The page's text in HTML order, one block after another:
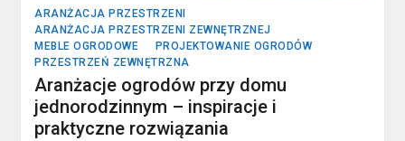
ARANŻACJA PRZESTRZENI
ARANŻACJA PRZESTRZENI ZEWNĘTRZNEJ
MEBLE OGRODOWE
PROJEKTOWANIE OGRODÓW
PRZESTRZEŃ ZEWNĘTRZNA
Aranżacje ogrodów przy domu
jednorodzinnym – inspiracje i
praktyczne rozwiązania